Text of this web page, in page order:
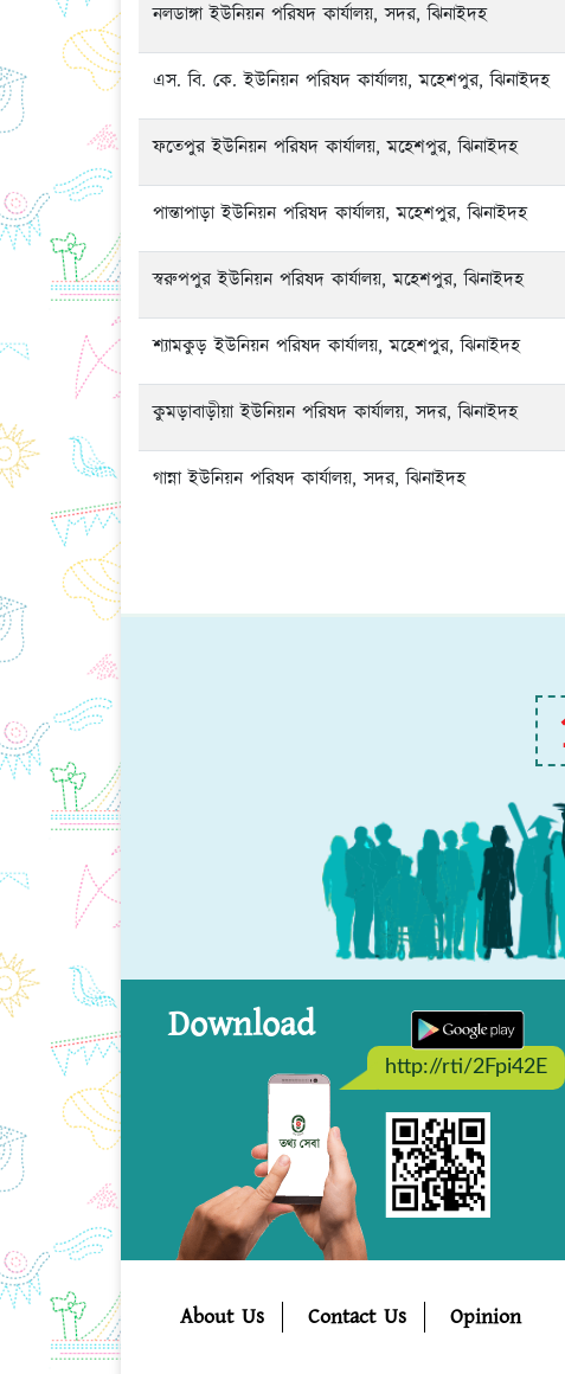
নলডাঙ্গা ইউনিয়ন পরিষদ কার্যালয়, সদর, ঝিনাইদহ
এস. বি. কে. ইউনিয়ন পরিষদ কার্যালয়, মহেশপুর, ঝিনাইদহ
ফতেপুর ইউনিয়ন পরিষদ কার্যালয়, মহেশপুর, ঝিনাইদহ
পান্তাপাড়া ইউনিয়ন পরিষদ কার্যালয়, মহেশপুর, ঝিনাইদহ
স্বরুপপুর ইউনিয়ন পরিষদ কার্যালয়, মহেশপুর, ঝিনাইদহ
শ্যামকুড় ইউনিয়ন পরিষদ কার্যালয়, মহেশপুর, ঝিনাইদহ
কুমড়াবাড়ীয়া ইউনিয়ন পরিষদ কার্যালয়, সদর, ঝিনাইদহ
গান্না ইউনিয়ন পরিষদ কার্যালয়, সদর, ঝিনাইদহ
Download
http://rti/2Fpi42E
About Us Contact Us Opinion